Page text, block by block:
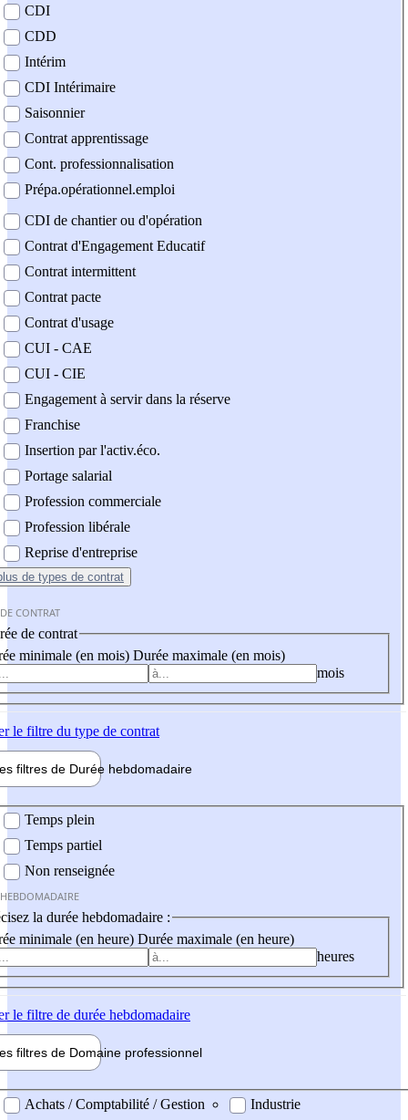
contrat
CDI
CDD
Intérim
CDI Intérimaire
Saisonnier
Contrat apprentissage
Cont. professionnalisation
Prépa.opérationnel.emploi
CDI de chantier ou d'opération
Contrat d'Engagement Educatif
Contrat intermittent
Contrat pacte
Contrat d'usage
CUI - CAE
CUI - CIE
Engagement à servir dans la réserve
Franchise
Insertion par l'activ.éco.
Portage salarial
Profession commerciale
Profession libérale
Reprise d'entreprise
de types de contrat
CONTRAT
de contrat
minimale (en mois) Durée maximale (en mois)
mois
le filtre du type de contrat
filtres de Durée hebdomadaire
Temps plein
Temps partiel
Non renseignée
la durée hebdomadaire :
minimale (en heure) Durée maximale (en heure)
heures
le filtre de durée hebdomadaire
filtres de Domaine professionnel
professionel
Achats / Comptabilité / Gestion
Industrie